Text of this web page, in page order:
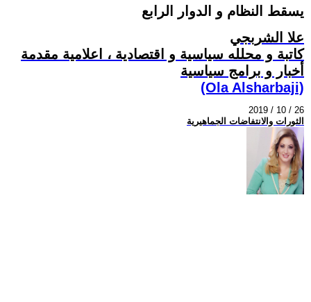
يسقط النظام و الدوار الرابع
علا الشربجي
كاتبة و محلله سياسية و اقتصادية ، اعلامية مقدمة
أخبار و برامج سياسية
(Ola Alsharbaji)
2019 / 10 / 26
الثورات والانتفاضات الجماهيرية